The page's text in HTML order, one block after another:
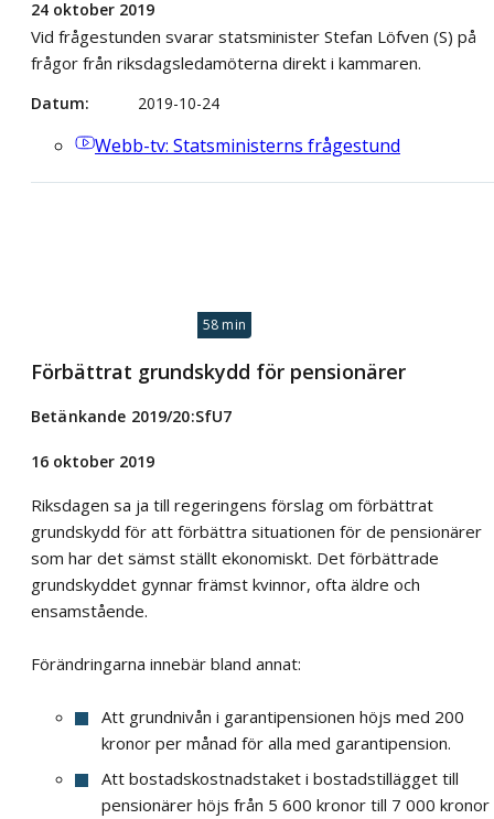
24 oktober 2019
Vid frågestunden svarar statsminister Stefan Löfven (S) på
frågor från riksdagsledamöterna direkt i kammaren.
Datum 2019-10-24
Webb-tv: Statsministerns frågestund
58 min
Förbättrat grundskydd för pensionärer
Betänkande 2019/20:SfU7
16 oktober 2019
Riksdagen sa ja till regeringens förslag om förbättrat
grundskydd för att förbättra situationen för de pensionärer
som har det sämst ställt ekonomiskt. Det förbättrade
grundskyddet gynnar främst kvinnor, ofta äldre och
ensamstående.
Förändringarna innebär bland annat:
Att grundnivån i garantipensionen höjs med 200
kronor per månad för alla med garantipension.
Att bostadskostnadstaket i bostadstillägget till
pensionärer höjs från 5 600 kronor till 7 000 kronor